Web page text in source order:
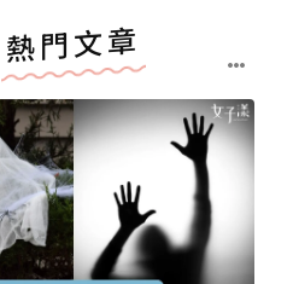
熱門文章